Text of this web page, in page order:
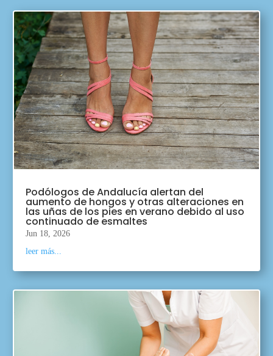
Podólogos de Andalucía alertan del
aumento de hongos y otras alteraciones en
las uñas de los pies en verano debido al uso
continuado de esmaltes
Jun 18, 2026
leer más...